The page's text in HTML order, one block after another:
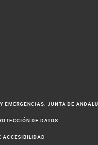
EMERGENCIAS. JUNTA DE
DE DATOS
ACCESIBILIDAD